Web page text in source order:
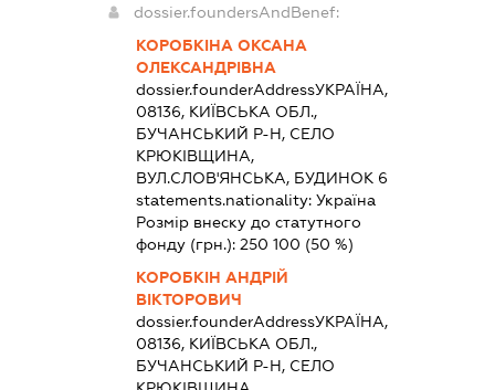
dossier.foundersAndBenef:
КОРОБКІНА ОКСАНА
ОЛЕКСАНДРІВНА
dossier.founderAddressУКРАЇНА,
08136, КИЇВСЬКА ОБЛ.,
БУЧАНСЬКИЙ Р-Н, СЕЛО
КРЮКІВЩИНА,
ВУЛ.СЛОВ'ЯНСЬКА, БУДИНОК 6
statements.nationality:Україна
Розмір внеску до статутного
фонду (грн.):250 100 (50 %)
КОРОБКІН АНДРІЙ
ВІКТОРОВИЧ
dossier.founderAddressУКРАЇНА,
08136, КИЇВСЬКА ОБЛ.,
БУЧАНСЬКИЙ Р-Н, СЕЛО